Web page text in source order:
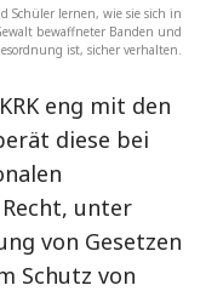
Schüler lernen, wie sie sich in
bewaffneter Banden und
ist, sicher verhalten.
eng mit den
diese bei
unter
von Gesetzen
Schutz von